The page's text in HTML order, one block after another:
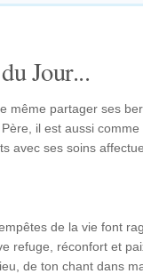
Jour...
même partager ses
il est aussi
avec ses soins
de la vie font
refuge, réconfort et
de ton chant dans